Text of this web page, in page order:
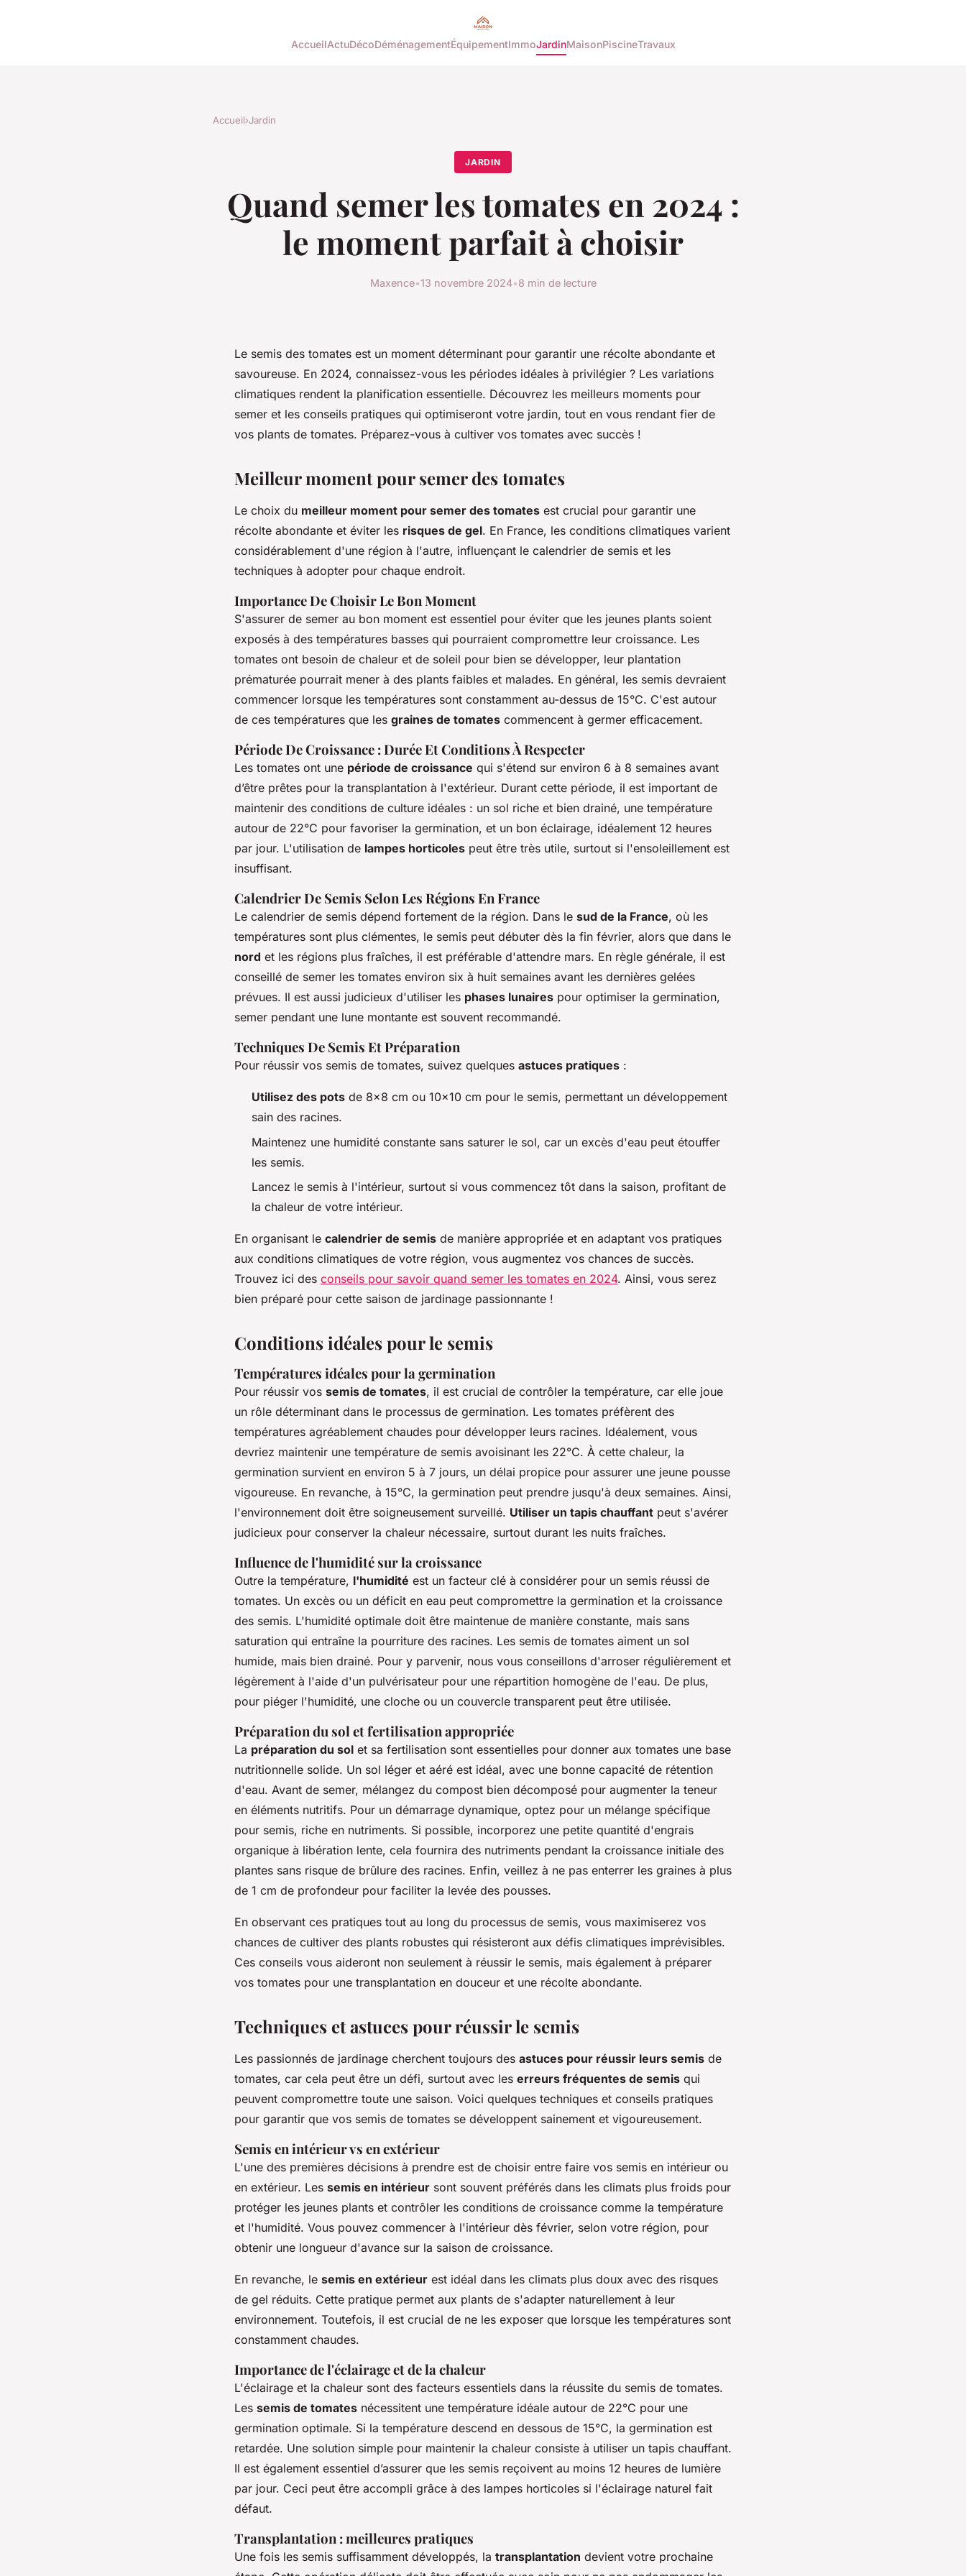
AccueilActuDécoDéménagementÉquipementImmoJardinMaisonPiscineTravaux
Accueil›Jardin
JARDIN
Quand semer les tomates en 2024 :
le moment parfait à choisir
Maxence•13 novembre 2024•8 min de lecture
Le semis des tomates est un moment déterminant pour garantir une récolte abondante et
savoureuse. En 2024, connaissez-vous les périodes idéales à privilégier ? Les variations
climatiques rendent la planification essentielle. Découvrez les meilleurs moments pour
semer et les conseils pratiques qui optimiseront votre jardin, tout en vous rendant fier de
vos plants de tomates. Préparez-vous à cultiver vos tomates avec succès !
Meilleur moment pour semer des tomates
Le choix du meilleur moment pour semer des tomates est crucial pour garantir une
récolte abondante et éviter les risques de gel. En France, les conditions climatiques varient
considérablement d'une région à l'autre, influençant le calendrier de semis et les
techniques à adopter pour chaque endroit.
Importance De Choisir Le Bon Moment
S'assurer de semer au bon moment est essentiel pour éviter que les jeunes plants soient
exposés à des températures basses qui pourraient compromettre leur croissance. Les
tomates ont besoin de chaleur et de soleil pour bien se développer, leur plantation
prématurée pourrait mener à des plants faibles et malades. En général, les semis devraient
commencer lorsque les températures sont constamment au-dessus de 15°C. C'est autour
de ces températures que les graines de tomates commencent à germer efficacement.
Période De Croissance : Durée Et Conditions À Respecter
Les tomates ont une période de croissance qui s'étend sur environ 6 à 8 semaines avant
d’être prêtes pour la transplantation à l'extérieur. Durant cette période, il est important de
maintenir des conditions de culture idéales : un sol riche et bien drainé, une température
autour de 22°C pour favoriser la germination, et un bon éclairage, idéalement 12 heures
par jour. L'utilisation de lampes horticoles peut être très utile, surtout si l'ensoleillement est
insuffisant.
Calendrier De Semis Selon Les Régions En France
Le calendrier de semis dépend fortement de la région. Dans le sud de la France, où les
températures sont plus clémentes, le semis peut débuter dès la fin février, alors que dans le
nord et les régions plus fraîches, il est préférable d'attendre mars. En règle générale, il est
conseillé de semer les tomates environ six à huit semaines avant les dernières gelées
prévues. Il est aussi judicieux d'utiliser les phases lunaires pour optimiser la germination,
semer pendant une lune montante est souvent recommandé.
Techniques De Semis Et Préparation
Pour réussir vos semis de tomates, suivez quelques astuces pratiques :
Utilisez des pots de 8x8 cm ou 10x10 cm pour le semis, permettant un développement
sain des racines.
Maintenez une humidité constante sans saturer le sol, car un excès d'eau peut étouffer
les semis.
Lancez le semis à l'intérieur, surtout si vous commencez tôt dans la saison, profitant de
la chaleur de votre intérieur.
En organisant le calendrier de semis de manière appropriée et en adaptant vos pratiques
aux conditions climatiques de votre région, vous augmentez vos chances de succès.
Trouvez ici des conseils pour savoir quand semer les tomates en 2024. Ainsi, vous serez
bien préparé pour cette saison de jardinage passionnante !
Conditions idéales pour le semis
Températures idéales pour la germination
Pour réussir vos semis de tomates, il est crucial de contrôler la température, car elle joue
un rôle déterminant dans le processus de germination. Les tomates préfèrent des
températures agréablement chaudes pour développer leurs racines. Idéalement, vous
devriez maintenir une température de semis avoisinant les 22°C. À cette chaleur, la
germination survient en environ 5 à 7 jours, un délai propice pour assurer une jeune pousse
vigoureuse. En revanche, à 15°C, la germination peut prendre jusqu'à deux semaines. Ainsi,
l'environnement doit être soigneusement surveillé. Utiliser un tapis chauffant peut s'avérer
judicieux pour conserver la chaleur nécessaire, surtout durant les nuits fraîches.
Influence de l'humidité sur la croissance
Outre la température, l'humidité est un facteur clé à considérer pour un semis réussi de
tomates. Un excès ou un déficit en eau peut compromettre la germination et la croissance
des semis. L'humidité optimale doit être maintenue de manière constante, mais sans
saturation qui entraîne la pourriture des racines. Les semis de tomates aiment un sol
humide, mais bien drainé. Pour y parvenir, nous vous conseillons d'arroser régulièrement et
légèrement à l'aide d'un pulvérisateur pour une répartition homogène de l'eau. De plus,
pour piéger l'humidité, une cloche ou un couvercle transparent peut être utilisée.
Préparation du sol et fertilisation appropriée
La préparation du sol et sa fertilisation sont essentielles pour donner aux tomates une base
nutritionnelle solide. Un sol léger et aéré est idéal, avec une bonne capacité de rétention
d'eau. Avant de semer, mélangez du compost bien décomposé pour augmenter la teneur
en éléments nutritifs. Pour un démarrage dynamique, optez pour un mélange spécifique
pour semis, riche en nutriments. Si possible, incorporez une petite quantité d'engrais
organique à libération lente, cela fournira des nutriments pendant la croissance initiale des
plantes sans risque de brûlure des racines. Enfin, veillez à ne pas enterrer les graines à plus
de 1 cm de profondeur pour faciliter la levée des pousses.
En observant ces pratiques tout au long du processus de semis, vous maximiserez vos
chances de cultiver des plants robustes qui résisteront aux défis climatiques imprévisibles.
Ces conseils vous aideront non seulement à réussir le semis, mais également à préparer
vos tomates pour une transplantation en douceur et une récolte abondante.
Techniques et astuces pour réussir le semis
Les passionnés de jardinage cherchent toujours des astuces pour réussir leurs semis de
tomates, car cela peut être un défi, surtout avec les erreurs fréquentes de semis qui
peuvent compromettre toute une saison. Voici quelques techniques et conseils pratiques
pour garantir que vos semis de tomates se développent sainement et vigoureusement.
Semis en intérieur vs en extérieur
L'une des premières décisions à prendre est de choisir entre faire vos semis en intérieur ou
en extérieur. Les semis en intérieur sont souvent préférés dans les climats plus froids pour
protéger les jeunes plants et contrôler les conditions de croissance comme la température
et l'humidité. Vous pouvez commencer à l'intérieur dès février, selon votre région, pour
obtenir une longueur d'avance sur la saison de croissance.
En revanche, le semis en extérieur est idéal dans les climats plus doux avec des risques
de gel réduits. Cette pratique permet aux plants de s'adapter naturellement à leur
environnement. Toutefois, il est crucial de ne les exposer que lorsque les températures sont
constamment chaudes.
Importance de l'éclairage et de la chaleur
L'éclairage et la chaleur sont des facteurs essentiels dans la réussite du semis de tomates.
Les semis de tomates nécessitent une température idéale autour de 22°C pour une
germination optimale. Si la température descend en dessous de 15°C, la germination est
retardée. Une solution simple pour maintenir la chaleur consiste à utiliser un tapis chauffant.
Il est également essentiel d’assurer que les semis reçoivent au moins 12 heures de lumière
par jour. Ceci peut être accompli grâce à des lampes horticoles si l'éclairage naturel fait
défaut.
Transplantation : meilleures pratiques
Une fois les semis suffisamment développés, la transplantation devient votre prochaine